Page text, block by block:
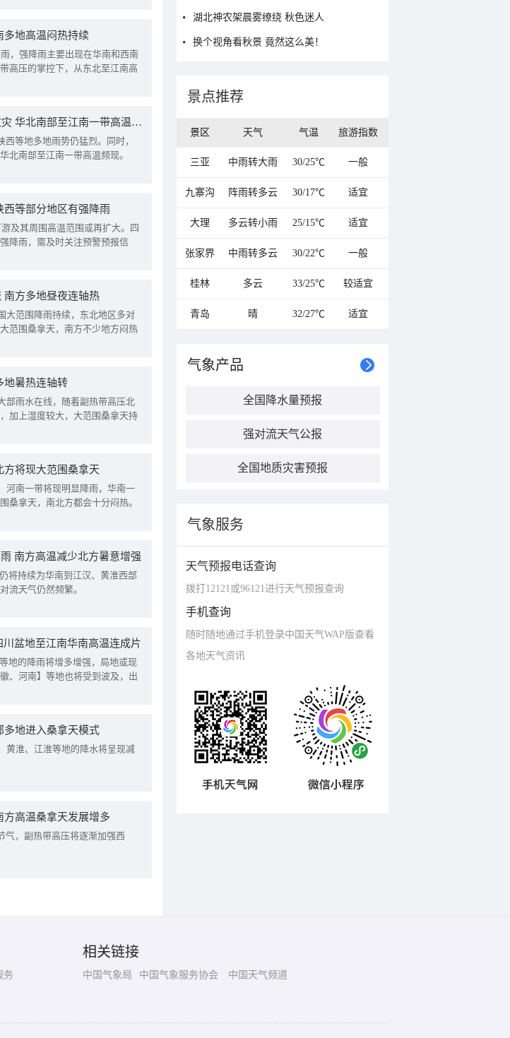
多地高温闷热持续
，强降雨主要出现在华南和西南
高压的掌控下，从东北至江南高
四川陕西等地需警惕降雨叠加致灾 华北南部至江南一带高温频现
等地多地雨势仍猛烈。同时，
北南部至江南一带高温频现。
等部分地区有强降雨
及其周围高温范围或再扩大。四
降雨，需及时关注预警预报信
南方多地昼夜连轴热
大范围降雨持续，东北地区多对
范围桑拿天，南方不少地方闷热
地暑热连轴转
部雨水在线，随着副热带高压北
加上湿度较大，大范围桑拿天持
方将现大范围桑拿天
河南一带将现明显降雨，华南一
桑拿天，南北方都会十分闷热。
南方高温减少北方暑意增强
将持续为华南到江汉、黄淮西部
流天气仍然频繁。
盆地至江南华南高温连成片
地的降雨将增多增强，局地或现
、河南】等地也将受到波及，出
多地进入桑拿天模式
黄淮、江淮等地的降水将呈现减
高温桑拿天发展增多
气，副热带高压将逐渐加强西
湖北神农架晨雾缭绕 秋色迷人
换个视角看秋景 竟然这么美！
景点推荐
景区 天气 气温 旅游指数
三亚 中雨转大雨 30/25℃ 一般
九寨沟 阵雨转多云 30/17℃ 适宜
大理 多云转小雨 25/15℃ 适宜
张家界 中雨转多云 30/22℃ 一般
桂林 多云 33/25℃ 较适宜
青岛 晴 32/27℃ 适宜
气象产品
全国降水量预报
强对流天气公报
全国地质灾害预报
气象服务
天气预报电话查询
拨打12121或96121进行天气预报查询
手机查询
随时随地通过手机登录中国天气WAP版查看
各地天气资讯
务
相关链接
中国气象局 中国气象服务协会 中国天气频道